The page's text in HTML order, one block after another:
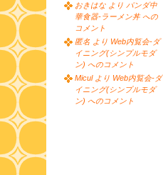
おきはな より パンダ中
華食器-ラーメン丼 への
コメント
匿名 より Web内覧会-ダ
イニング(シンプルモダ
ン) へのコメント
Micul より Web内覧会-ダ
イニング(シンプルモダ
ン) へのコメント